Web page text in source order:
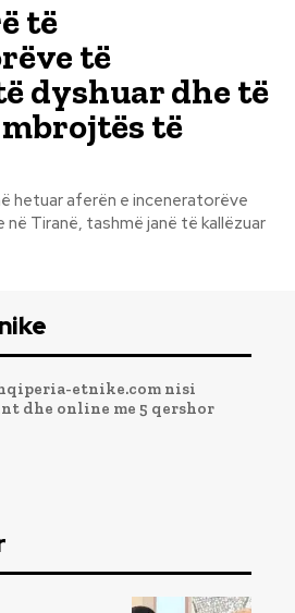
të
të
dyshuar dhe të
të
hetuar aferën e inceneratorëve
në Tiranë, tashmë janë të kallëzuar
etnike.com nisi
dhe online me 5 qershor